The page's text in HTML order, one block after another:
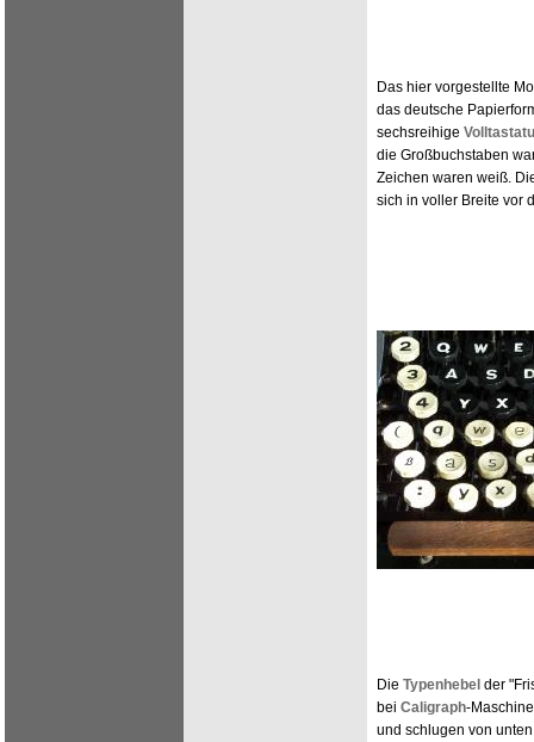
Das hier vorgestellte
das deutsche
sechsreihige
die Großbuchstaben
Zeichen waren weiß.
sich in voller Breite vor
Die Typenhebel der
bei Caligraph-
und schlugen von